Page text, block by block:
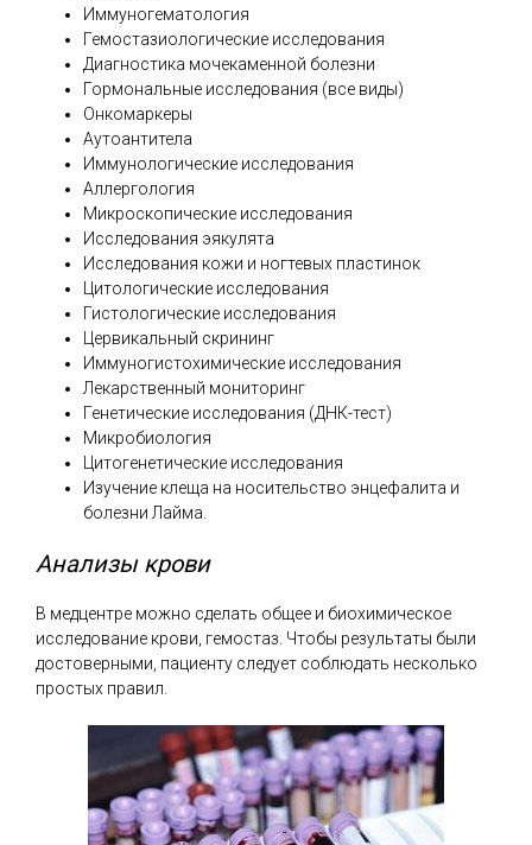
Иммуногематология
Гемостазиологические исследования
Диагностика мочекаменной болезни
Гормональные исследования (все виды)
Онкомаркеры
Аутоантитела
Иммунологические исследования
Аллергология
Микроскопические исследования
Исследования эякулята
Исследования кожи и ногтевых пластинок
Цитологические исследования
Гистологические исследования
Цервикальный скрининг
Иммуногистохимические исследования
Лекарственный мониторинг
Генетические исследования (ДНК-тест)
Микробиология
Цитогенетические исследования
Изучение клеща на носительство энцефалита и
болезни Лайма.
Анализы крови
В медцентре можно сделать общее и биохимическое
исследование крови, гемостаз. Чтобы результаты были
достоверными, пациенту следует соблюдать несколько
простых правил.